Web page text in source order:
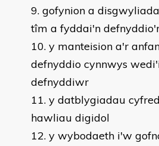
gofynion a
tîm a fyddai'n
y manteision a'r
defnyddio cynnwys
defnyddiwr
y datblygiadau
hawliau digidol
y wybodaeth i'w